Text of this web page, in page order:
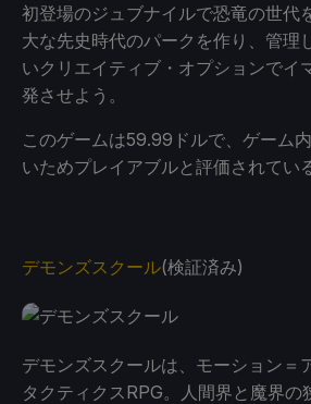
初登場のジュブナイルで恐竜の世代
大な先史時代のパークを作り、管理
いクリエイティブ・オプションでイ
発させよう。
このゲームは59.99ドルで、ゲーム
いためプレイアブルと評価されている
デモンズスクール(検証済み)
デモンズスクールは、モーション＝
タクティクスRPG。人間界と魔界の